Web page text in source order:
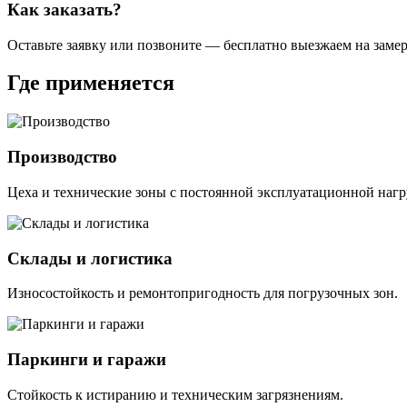
Как заказать?
Оставьте заявку или позвоните — бесплатно выезжаем на
Где применяется
Производство
Цеха и технические зоны с постоянной эксплуатационной
Склады и логистика
Износостойкость и ремонтопригодность для погрузочных зон.
Паркинги и гаражи
Стойкость к истиранию и техническим загрязнениям.